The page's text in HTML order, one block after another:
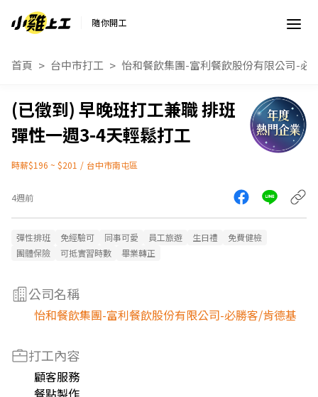
隨你開工
首頁 台中市打工 怡和餐飲集團-富利餐飲股份有限公司-必
早晚班打工兼職 排班
彈性一週3-4天輕鬆打工
時薪$196 ~ $201 / 台中市南屯區
4週前
彈性排班 免經驗可 同事可愛 員工旅遊 生日禮
免費健檢
團體保險
可抵實習時數 畢業轉正
公司名稱
怡和餐飲集團-富利餐飲股份有限公司-必勝客/肯德基
打工內容
顧客服務
餐點製作